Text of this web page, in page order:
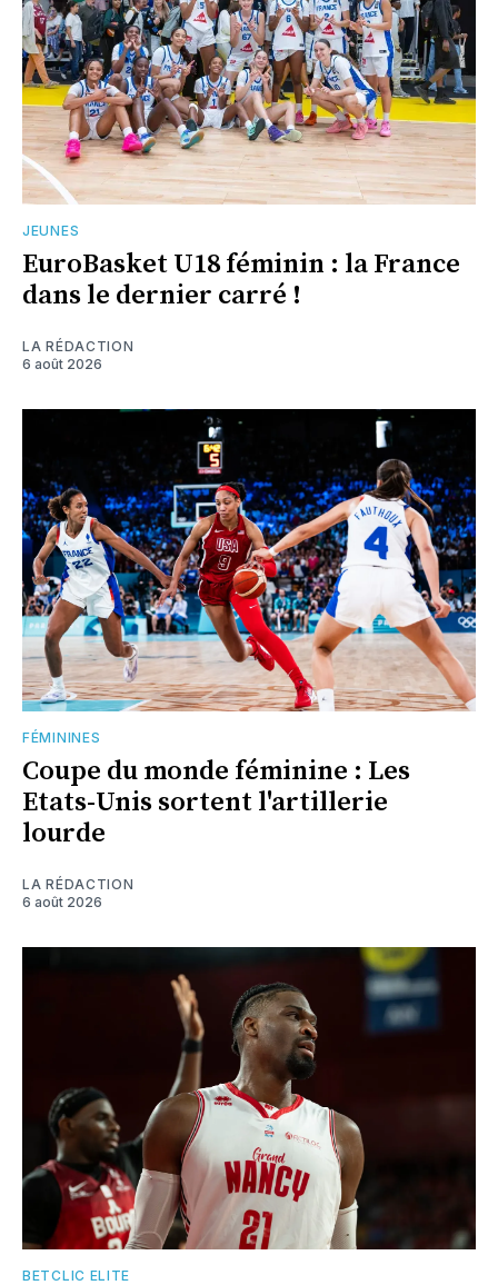
JEUNES
EuroBasket U18 féminin : la France
dans le dernier carré !
LA RÉDACTION
6 août 2026
FÉMININES
Coupe du monde féminine : Les
Etats-Unis sortent l'artillerie
lourde
LA RÉDACTION
6 août 2026
BETCLIC ELITE